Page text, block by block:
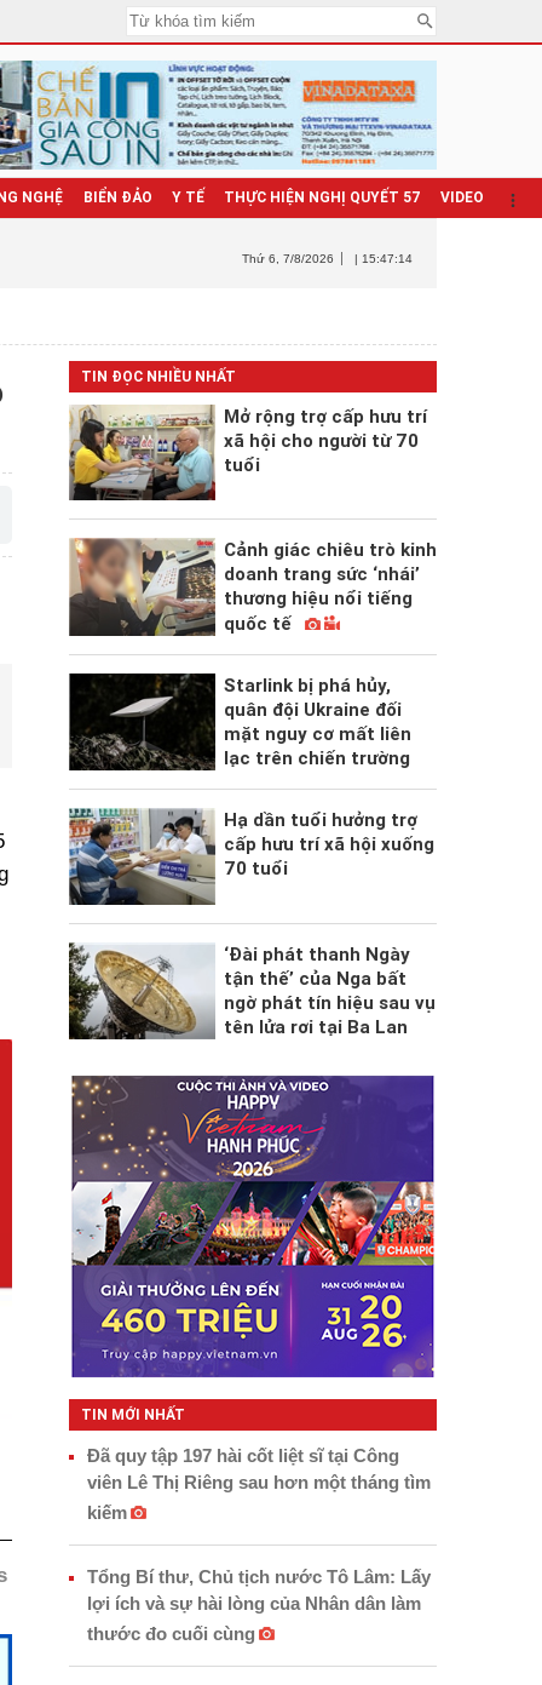
NGHỆ BIỂN ĐẢO Y TẾ THỰC HIỆN NGHỊ QUYẾT 57 VIDEO
Thứ 6 , 7/8/2026 | 15:47:15
TIN ĐỌC NHIỀU NHẤT
Mở rộng trợ cấp hưu trí
xã hội cho người từ 70
tuổi
Cảnh giác chiêu trò kinh
doanh trang sức ‘nhái’
thương hiệu nổi tiếng
quốc tế
Starlink bị phá hủy,
quân đội Ukraine đối
mặt nguy cơ mất liên
lạc trên chiến trường
Hạ dần tuổi hưởng trợ
cấp hưu trí xã hội xuống
70 tuổi
‘Đài phát thanh Ngày
tận thế’ của Nga bất
ngờ phát tín hiệu sau vụ
tên lửa rơi tại Ba Lan
TIN MỚI NHẤT
Đã quy tập 197 hài cốt liệt sĩ tại Công
viên Lê Thị Riêng sau hơn một tháng tìm
kiếm
Tổng Bí thư, Chủ tịch nước Tô Lâm: Lấy
lợi ích và sự hài lòng của Nhân dân làm
thước đo cuối cùng